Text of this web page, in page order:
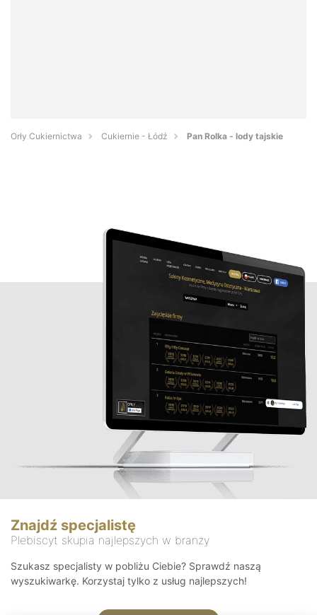
Orły Cukiernictwa Cukiernie - Łódź Pan Rolka - lody tajskie
Znajdź specjalistę
Plebiscyt skupia najlepszych w branży
Szukasz specjalisty w pobliżu Ciebie? Sprawdź naszą
wyszukiwarkę. Korzystaj tylko z usług najlepszych!